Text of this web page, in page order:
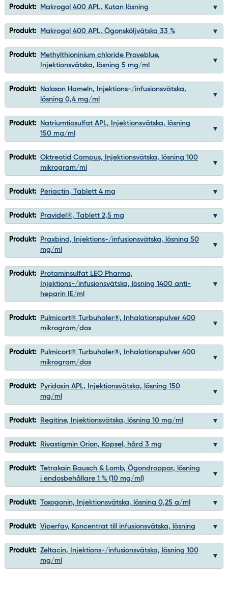
Produkt: Makrogol 400 APL, Kutan lösning
Produkt: Makrogol 400 APL, Ögonsköljvätska 33 %
Produkt:
Methylthioninium chloride Proveblue,
Injektionsvätska, lösning 5 mg/ml
Produkt:
Naloxon Hameln, Injektions-/infusionsvätska,
lösning 0,4 mg/ml
Produkt:
Natriumtiosulfat APL, Injektionsvätska, lösning
150 mg/ml
Produkt: Oktreotid Campus, Injektionsvätska, lösning 100
mikrogram/ml
Produkt: Periactin, Tablett 4 mg
Produkt: Pravidel®, Tablett 2,5 mg
Produkt:
Praxbind, Injektions-/infusionsvätska, lösning 50
mg/ml
Produkt:
Protaminsulfat LEO Pharma,
Injektions-/infusionsvätska, lösning 1400 anti-
heparin IE/ml
Produkt:
Pulmicort® Turbuhaler®, Inhalationspulver 400
mikrogram/dos
Produkt:
Pulmicort® Turbuhaler®, Inhalationspulver 400
mikrogram/dos
Produkt:
Pyridoxin APL, Injektionsvätska, lösning 150
mg/ml
Produkt: Regitine, Injektionsvätska, lösning 10 mg/ml
Produkt: Rivastigmin Orion, Kapsel, hård 3 mg
Produkt: Tetrakain Bausch & Lomb, Ögondroppar, lösning
i endosbehållare 1 % (10 mg/ml)
Produkt: Toxogonin, Injektionsvätska, lösning 0,25 g/ml
Produkt: Viperfav, Koncentrat till infusionsvätska, lösning
Produkt: Zeltacin, Injektions-/infusionsvätska, lösning 100
mg/ml